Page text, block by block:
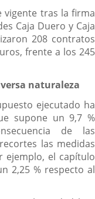
vigente tras la firma
Caja Duero y Caja
208 contratos
frente a los 245
naturaleza
ejecutado ha
supone un 9,7 %
de las
las medidas
ejemplo, el capítulo
2,25 % respecto al